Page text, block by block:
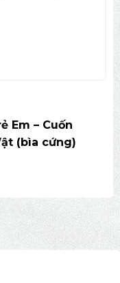
Em – Cuốn
(bìa cứng)